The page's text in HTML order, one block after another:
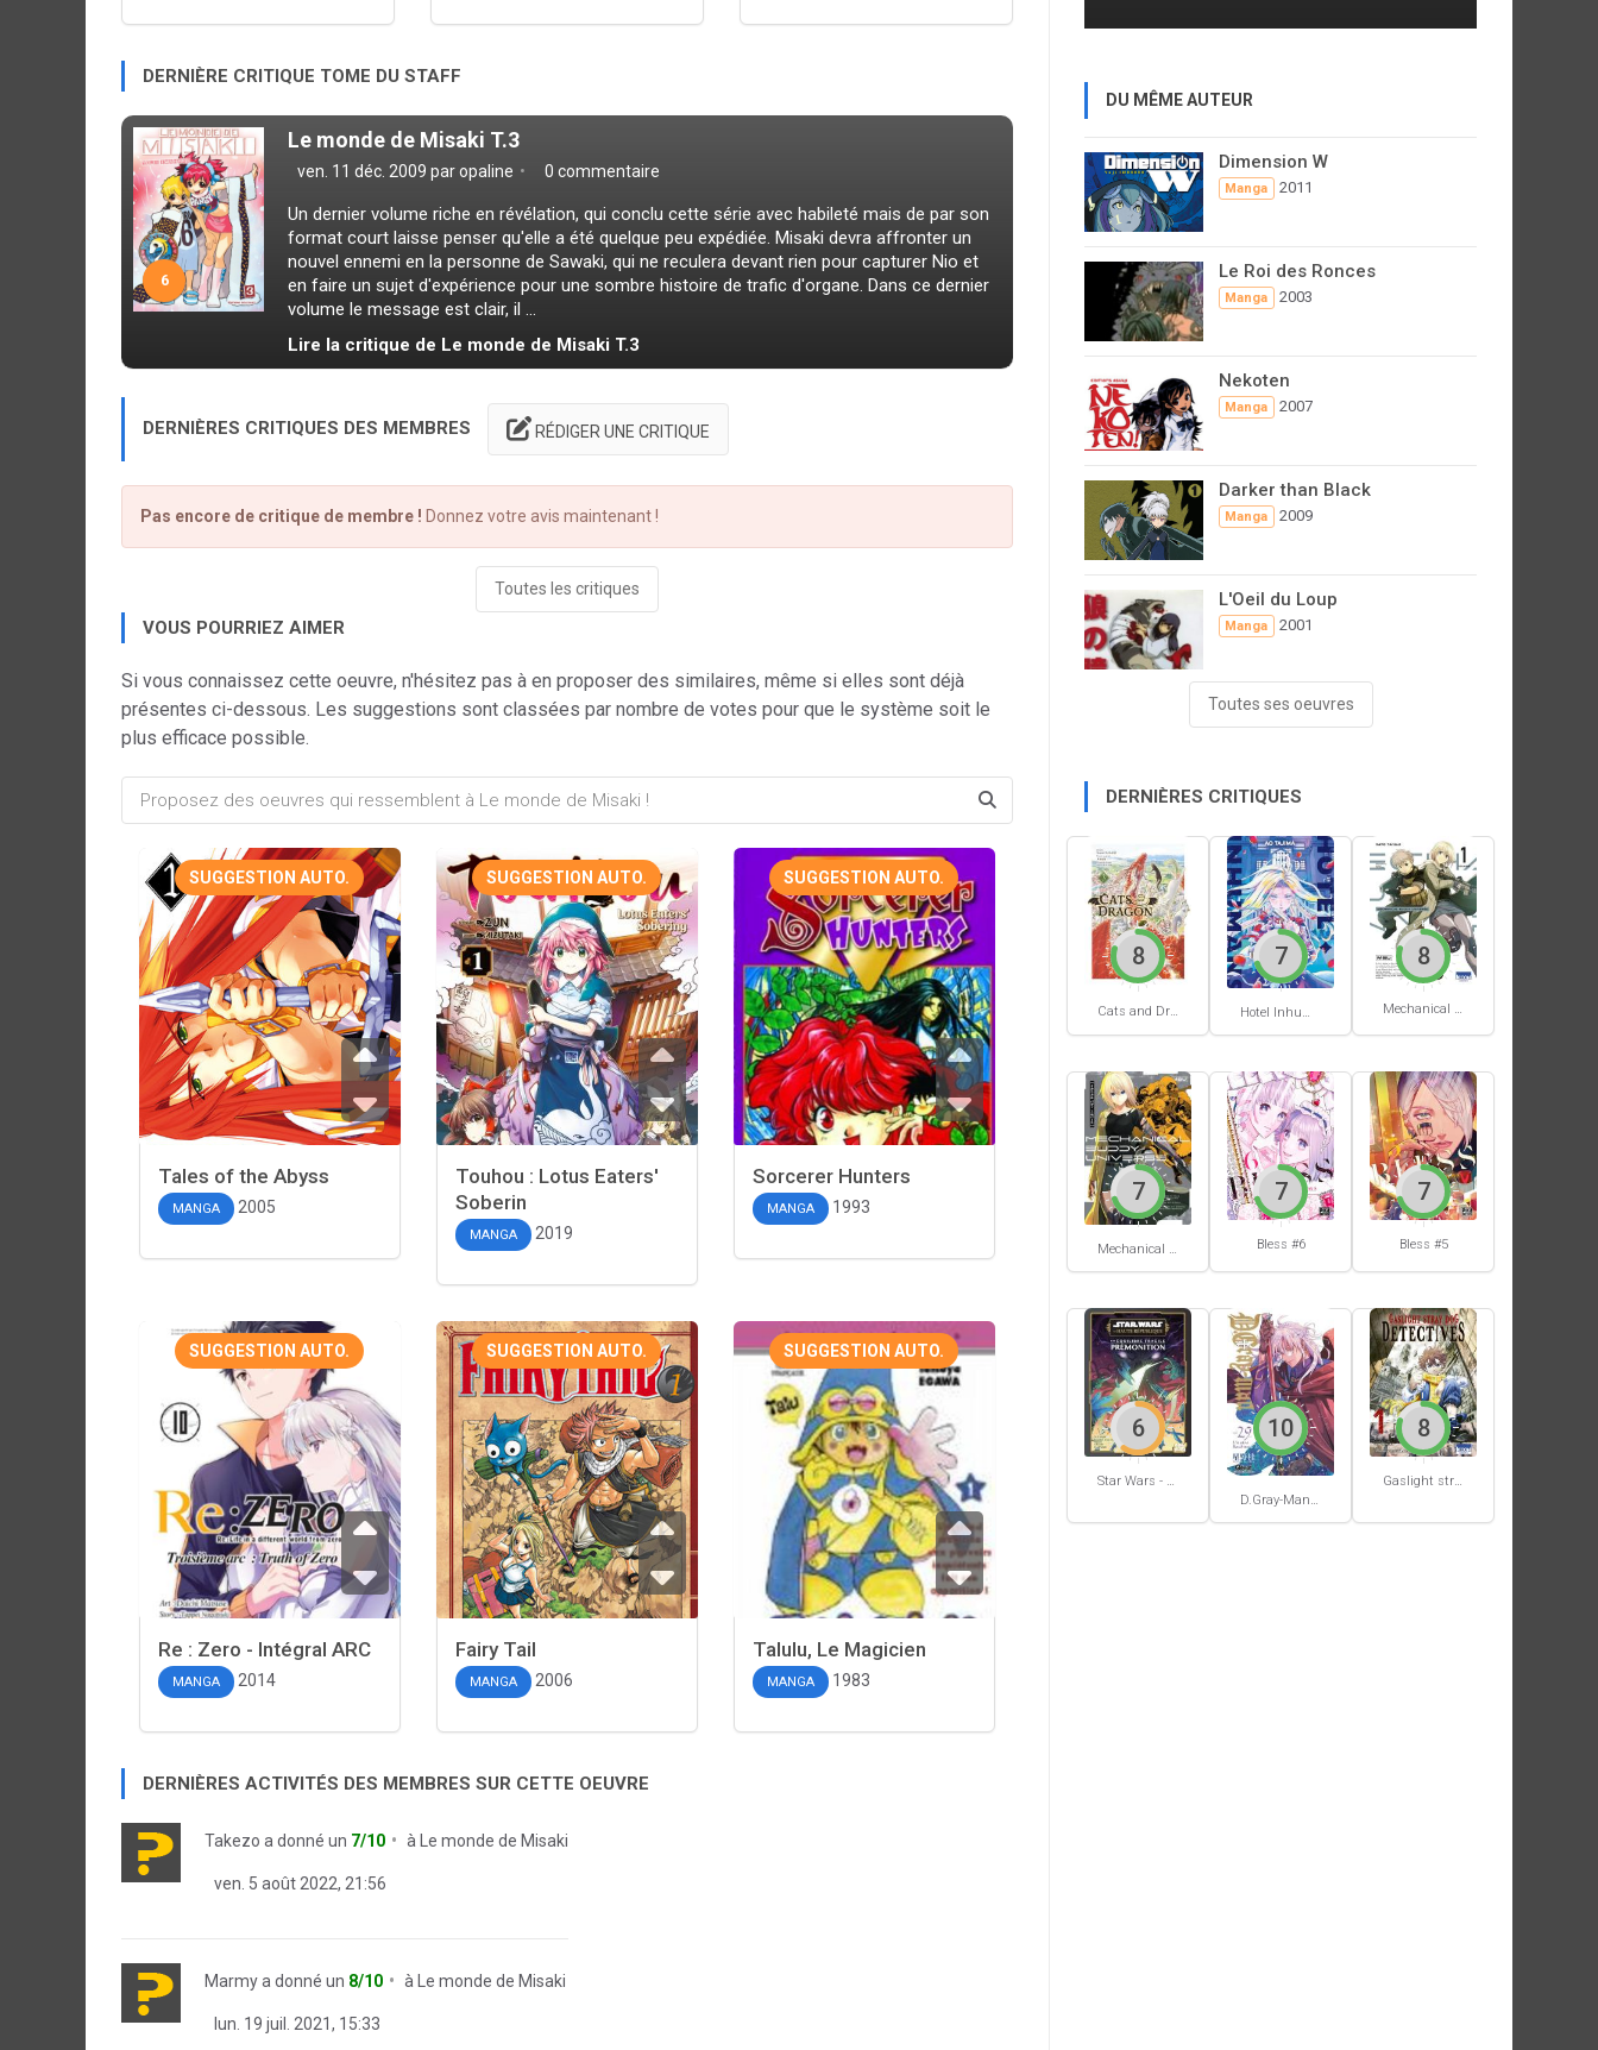
DERNIÈRE CRITIQUE TOME DU STAFF
6
Le monde de Misaki T.3
ven. 11 déc. 2009 paropaline 0 commentaire
Un dernier volume riche en révélation, qui conclu cette série avec habileté mais de par son
format court laisse penser qu'elle a été quelque peu expédiée. Misaki devra affronter un
nouvel ennemi en la personne de Sawaki, qui ne reculera devant rien pour capturer Nio et
en faire un sujet d'expérience pour une sombre histoire de trafic d'organe. Dans ce dernier
volume le message est clair, il ...
Lire la critique de Le monde de Misaki T.3
DERNIÈRES CRITIQUES DES MEMBRES RÉDIGER UNE CRITIQUE
Pas encore de critique de membre ! Donnez votre avis maintenant !
Toutes les critiques
VOUS POURRIEZ AIMER
Si vous connaissez cette oeuvre, n'hésitez pas à en proposer des similaires, même si elles sont déjà
présentes ci-dessous. Les suggestions sont classées par nombre de votes pour que le système soit le
plus efficace possible.
SUGGESTION AUTO.
Tales of the Abyss
MANGA 2005
SUGGESTION AUTO.
Touhou : Lotus Eaters'
Soberin
MANGA 2019
SUGGESTION AUTO.
Sorcerer Hunters
MANGA 1993
SUGGESTION AUTO.
Re : Zero - Intégral ARC
MANGA 2014
SUGGESTION AUTO.
Fairy Tail
MANGA 2006
SUGGESTION AUTO.
Talulu, Le Magicien
MANGA 1983
DERNIÈRES ACTIVITÉS DES MEMBRES SUR CETTE OEUVRE
Takezo a donné un 7/10 à Le monde de Misaki
ven. 5 août 2022, 21:56
Marmya donné un 8/10 à Le monde de Misaki
lun. 19 juil. 2021, 15:33
DU MÊME AUTEUR
Dimension W
Manga 2011
Le Roi des Ronces
Manga 2003
Nekoten
Manga 2007
Darker than Black
Manga 2009
L'Oeil du Loup
Manga 2001
Toutes ses oeuvres
DERNIÈRES CRITIQUES
Cats and Dragon #3
8
Hotel Inhumans #1
7
Mechanical Buddy Universe #1
8
Mechanical Buddy Universe #0
7
Bless #6
7
Bless #5
7
6
D.Gray-Man #29
10 8